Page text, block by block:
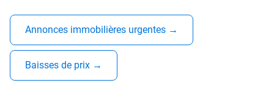
Annonces immobilières urgentes →
Baisses de prix →